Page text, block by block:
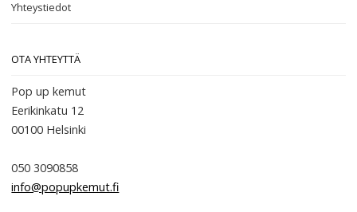
Yhteystiedot
OTA YHTEYTTÄ
Pop up kemut
Eerikinkatu 12
00100 Helsinki
050 3090858
info@popupkemut.fi